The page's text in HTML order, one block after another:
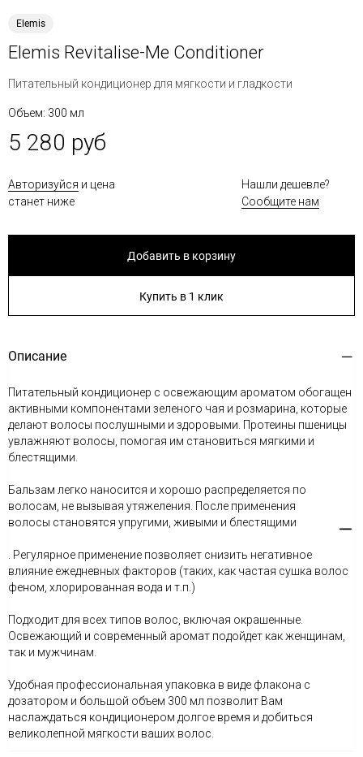
Elemis
Elemis Revitalise-Me Conditioner
Питательный кондиционер для мягкости и гладкости
Объем: 300 мл
5 280 руб
Авторизуйся и цена
станет ниже
Нашли дешевле?
Сообщите нам
Добавить в корзину
Купить в 1 клик
Описание
Питательный кондиционер с освежающим ароматом обогащен
активными компонентами зеленого чая и розмарина, которые
делают волосы послушными и здоровыми. Протеины пшеницы
увлажняют волосы, помогая им становиться мягкими и
блестящими.
Бальзам легко наносится и хорошо распределяется по
волосам, не вызывая утяжеления. После применения
волосы становятся упругими, живыми и блестящими
. Регулярное применение позволяет снизить негативное
влияние ежедневных факторов (таких, как частая сушка волос
феном, хлорированная вода и т.п.)
Подходит для всех типов волос, включая окрашенные.
Освежающий и современный аромат подойдет как женщинам,
так и мужчинам.
Удобная профессиональная упаковка в виде флакона с
дозатором и большой объем 300 мл позволит Вам
наслаждаться кондиционером долгое время и добиться
великолепной мягкости ваших волос.